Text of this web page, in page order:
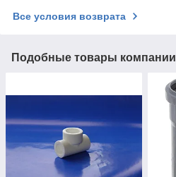
Все условия возврата
Подобные товары компании